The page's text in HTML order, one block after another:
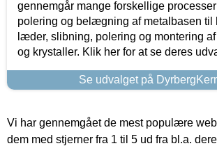
gennemgår mange forskellige
polering og belægning af metalbasen til
læder, slibning, polering og montering
og krystaller. Klik her for at se deres
Se udvalget på
Vi har gennemgået de mest populære
dem med stjerner fra 1 til 5 ud fra bl.a.